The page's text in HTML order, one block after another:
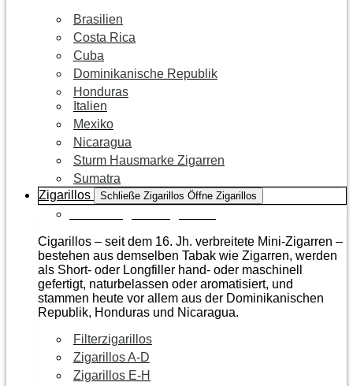
Brasilien
Costa Rica
Cuba
Dominikanische Republik
Honduras
Italien
Mexiko
Nicaragua
Sturm Hausmarke Zigarren
Sumatra
Zigarillos
Schließe Zigarillos Öffne Zigarillos
Cigarillos – seit dem 16. Jh. verbreitete Mini-Zigarren –
bestehen aus demselben Tabak wie Zigarren, werden
als Short- oder Longfiller hand- oder maschinell
gefertigt, naturbelassen oder aromatisiert, und
stammen heute vor allem aus der Dominikanischen
Republik, Honduras und Nicaragua.
Filterzigarillos
Zigarillos A-D
Zigarillos E-H